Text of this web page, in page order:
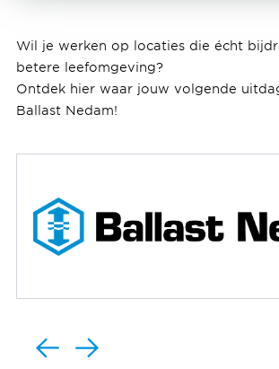
Wil je werken op locaties die écht
betere leefomgeving?
Ontdek hier waar jouw volgende
Ballast Nedam!